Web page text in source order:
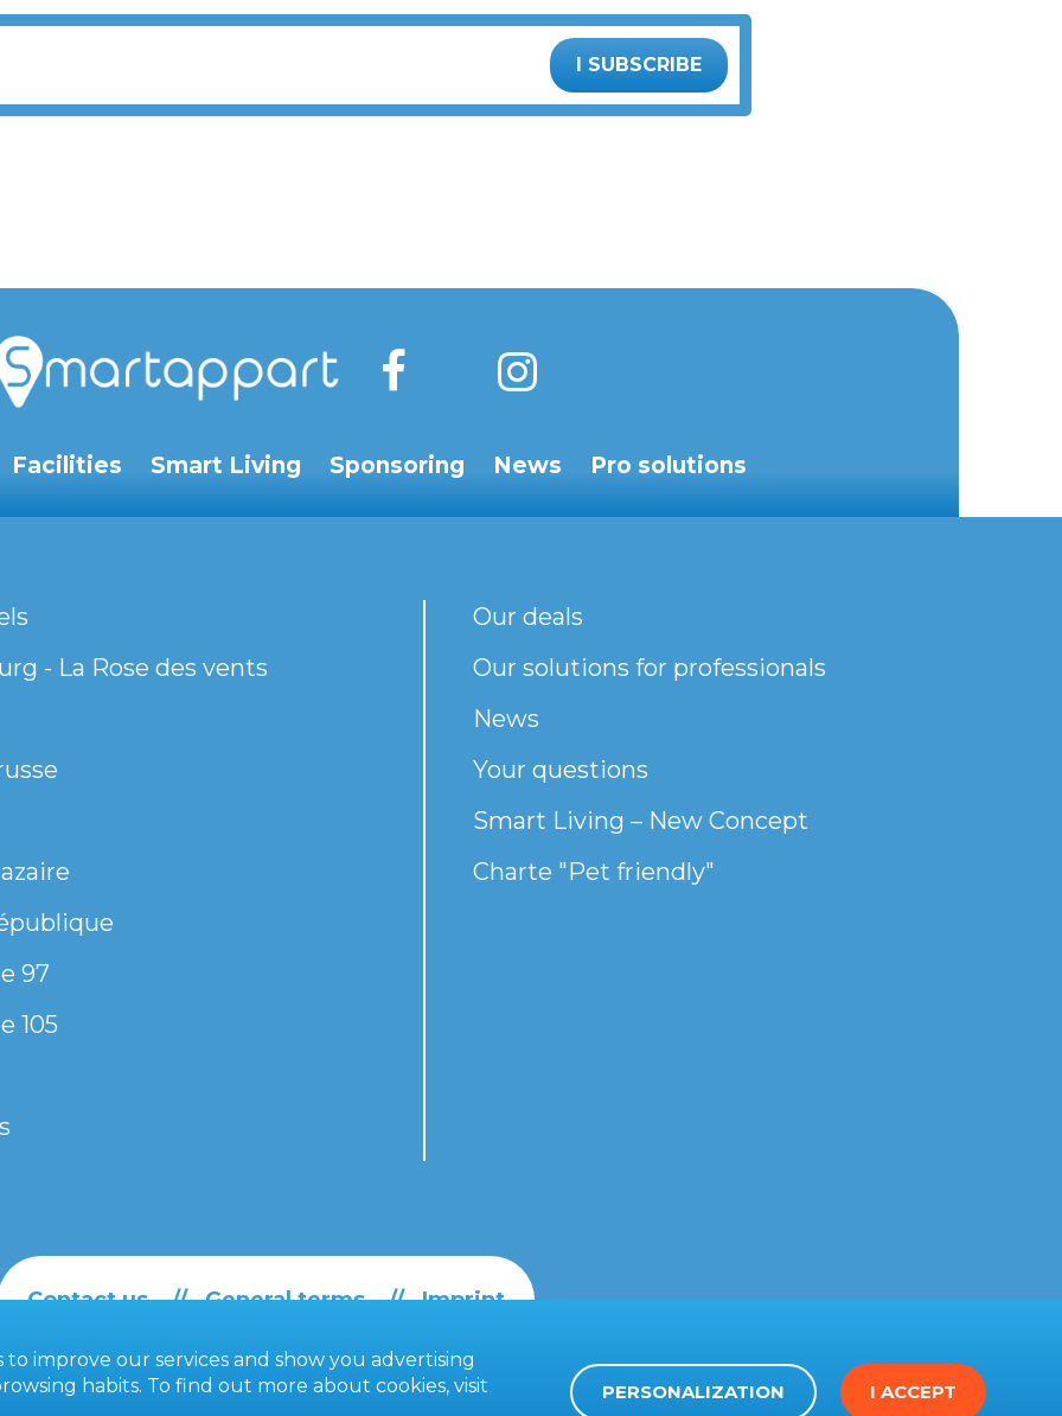
I SUBSCRIBE
Facilities Smart Living Sponsoring News Pro solutions
- La Rose des vents
97
105
Our deals
Our solutions for professionals
News
Your questions
Smart Living – New Concept
Charte "Pet friendly"
Contact us General terms Imprint
improve our services and show you advertising
habits. To find out more about cookies, visit
PERSONALIZATION I ACCEPT